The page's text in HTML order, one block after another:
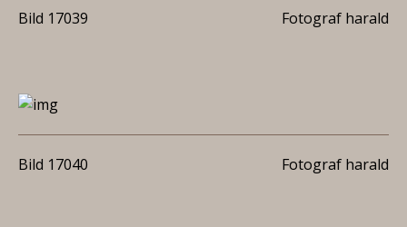
Bild 17039 Fotograf harald
Bild 17040 Fotograf harald